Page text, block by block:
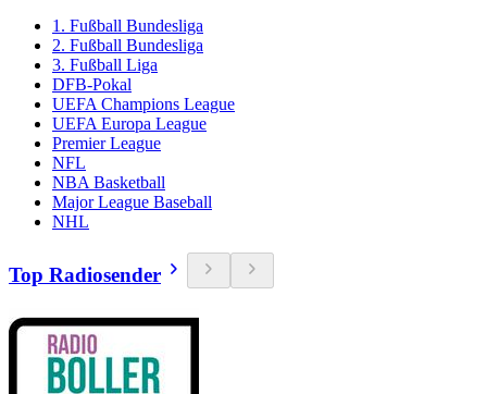
1. Fußball Bundesliga
2. Fußball Bundesliga
3. Fußball Liga
DFB-Pokal
UEFA Champions League
UEFA Europa League
Premier League
NFL
NBA Basketball
Major League Baseball
NHL
Top Radiosender